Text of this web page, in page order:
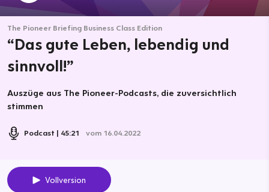
The Pioneer Briefing Business Class Edition
“Das gute Leben, lebendig und
sinnvoll!”
Auszüge aus The Pioneer-Podcasts, die zuversichtlich
stimmen
Podcast 45:21 vom 16.04.2022
Vollversion